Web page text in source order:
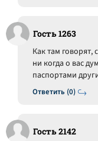
Гость 1263
Ответить (0)
Как там говорят,
ни когда о вас
паспортами
Гость 2142